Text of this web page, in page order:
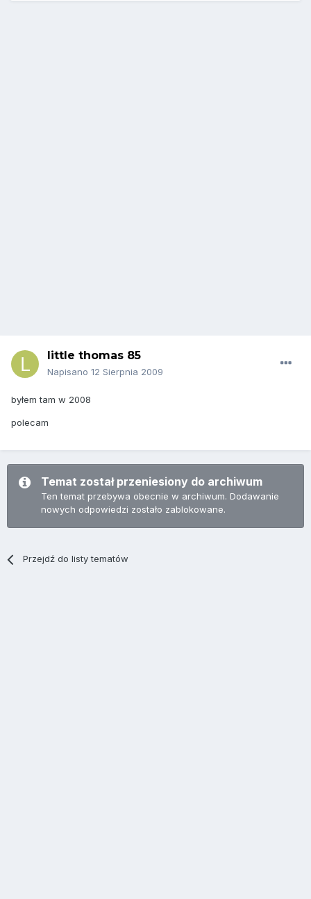
little thomas 85
Napisano 12 Sierpnia 2009
byłem tam w 2008
polecam
Temat został przeniesiony do archiwum
Ten temat przebywa obecnie w archiwum. Dodawanie
nowych odpowiedzi zostało zablokowane.
Przejdź do listy tematów